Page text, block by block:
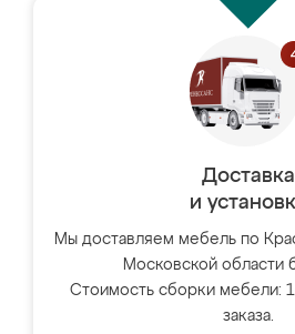
Доставка
и
Мы доставляем мебель по
Московской области
Стоимость сборки мебели:
заказа.